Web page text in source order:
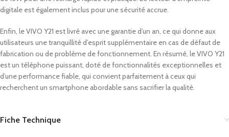
digitale est également inclus pour une sécurité accrue.
Enfin, le VIVO Y21 est livré avec une garantie d’un an, ce qui donne aux
utilisateurs une tranquillité d’esprit supplémentaire en cas de défaut de
fabrication ou de problème de fonctionnement. En résumé, le VIVO Y21
est un téléphone puissant, doté de fonctionnalités exceptionnelles et
d’une performance fiable, qui convient parfaitement à ceux qui
recherchent un smartphone abordable sans sacrifier la qualité.
Fiche Technique